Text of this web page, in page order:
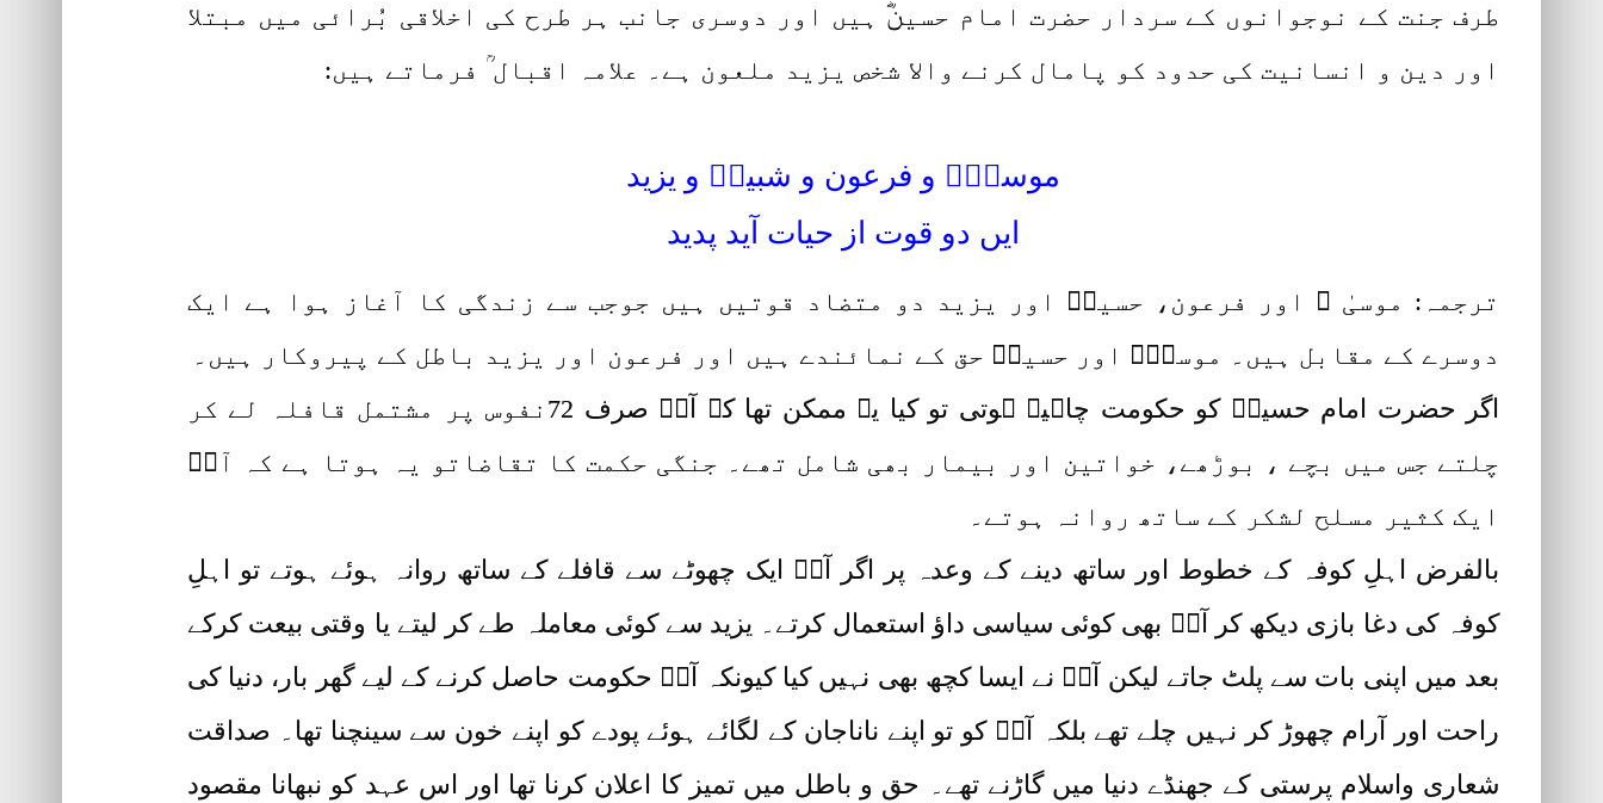
طرف جنت کے نوجوانوں کے سردار حضرت امام حسینؓ ہیں اور دوسری جانب ہر طرح کی اخلاقی بُرائی میں مبتلا
اور دین و انسانیت کی حدود کو پامال کرنے والا شخص یزید ملعون ہے۔ علامہ اقبال ؒ فرماتے ہیں:
موسیٰؑ و فرعون و شبیرؓ و یزید
ایں دو قوت از حیات آید پدید
ترجمہ: موسیٰ ؑ اور فرعون، حسینؓ اور یزید دو متضاد قوتیں ہیں جوجب سے زندگی کا آغاز ہوا ہے ایک
دوسرے کے مقابل ہیں۔ موسیٰؑ اور حسینؓ حق کے نمائندے ہیں اور فرعون اور یزید باطل کے پیروکار ہیں۔
اگر حضرت امام حسینؓ کو حکومت چاہیے ہوتی تو کیا یہ ممکن تھا کہ آپؓ صرف 72نفوس پر مشتمل قافلہ لے کر
چلتے جس میں بچے ، بوڑھے، خواتین اور بیمار بھی شامل تھے۔ جنگی حکمت کا تقاضاتو یہ ہوتا ہے کہ آپؓ
ایک کثیر مسلح لشکر کے ساتھ روانہ ہوتے۔
بالفرض اہلِ کوفہ کے خطوط اور ساتھ دینے کے وعدہ پر اگر آپؓ ایک چھوٹے سے قافلے کے ساتھ روانہ ہوئے ہوتے تو اہلِ
کوفہ کی دغا بازی دیکھ کر آپؓ بھی کوئی سیاسی داؤ استعمال کرتے۔ یزید سے کوئی معاملہ طے کر لیتے یا وقتی بیعت کرکے
بعد میں اپنی بات سے پلٹ جاتے لیکن آپؓ نے ایسا کچھ بھی نہیں کیا کیونکہ آپؓ حکومت حاصل کرنے کے لیے گھر بار، دنیا کی
راحت اور آرام چھوڑ کر نہیں چلے تھے بلکہ آپؓ کو تو اپنے ناناجان کے لگائے ہوئے پودے کو اپنے خون سے سینچنا تھا۔ صداقت
شعاری واسلام پرستی کے جھنڈے دنیا میں گاڑنے تھے۔ حق و باطل میں تمیز کا اعلان کرنا تھا اور اس عہد کو نبھانا مقصود